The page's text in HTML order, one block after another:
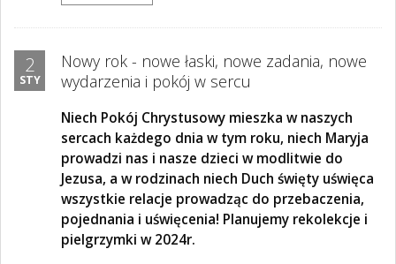
2
STY
Nowy rok - nowe łaski, nowe zadania, nowe
wydarzenia i pokój w sercu
Niech Pokój Chrystusowy mieszka w naszych
sercach każdego dnia w tym roku, niech Maryja
prowadzi nas i nasze dzieci w modlitwie do
Jezusa, a w rodzinach niech Duch święty uświęca
wszystkie relacje prowadząc do przebaczenia,
pojednania i uświęcenia! Planujemy rekolekcje i
pielgrzymki w 2024r.